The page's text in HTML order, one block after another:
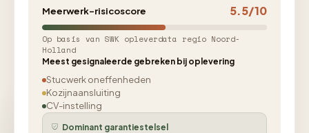
Meerwerk-risicoscore 5.5/10
Op basis van SWK opleverdata regio Noord-
Holland
Meest gesignaleerde gebreken bij oplevering
Stucwerk oneffenheden
Kozijnaansluiting
CV-instelling
Dominant garantiestelsel